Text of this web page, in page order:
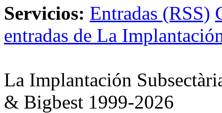
Servicios: Entradas (RSS)
entradas de La
La Implantación
& Bigbest 1999-2026